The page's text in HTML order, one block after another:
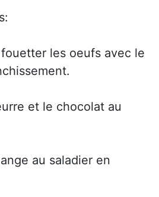
les oeufs avec le
et le chocolat au
au saladier en